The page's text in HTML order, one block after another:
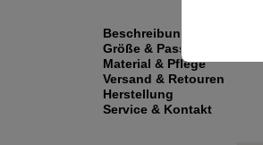
Beschreibung
Größe & Passform
Material & Pflege
Versand & Retouren
Herstellung
Service & Kontakt